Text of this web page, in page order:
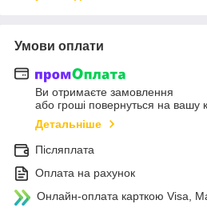
Умови оплати
Ви отримаєте замовлення
або гроші повернуться на вашу
Детальніше
Післяплата
Оплата на рахунок
Онлайн-оплата карткою Visa,